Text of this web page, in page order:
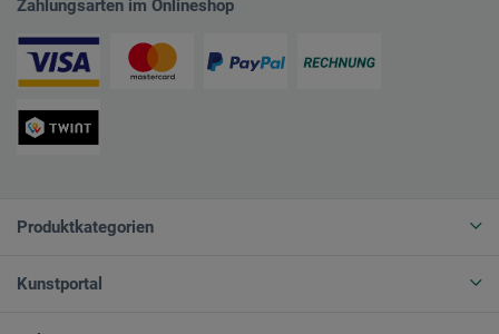
Zahlungsarten im Onlineshop
Produktkategorien
Kunstportal